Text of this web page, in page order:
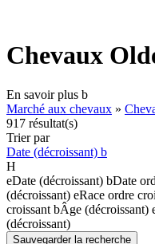
Chevaux
En savoir plus b
Marché aux chevaux »
917 résultat(s)
Trier par
Date (décroissant) b
H
eDate (décroissant) bDate
(décroissant) eRace ordre
croissant bÂge (décroissant)
(décroissant)
Sauvegarder la recherche